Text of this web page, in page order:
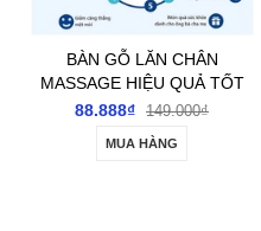
BÀN GỖ LĂN CHÂN
MASSAGE HIỆU QUẢ TỐT
CHO SỨC KHỎE
88.888₫ 149.000₫
MUA HÀNG